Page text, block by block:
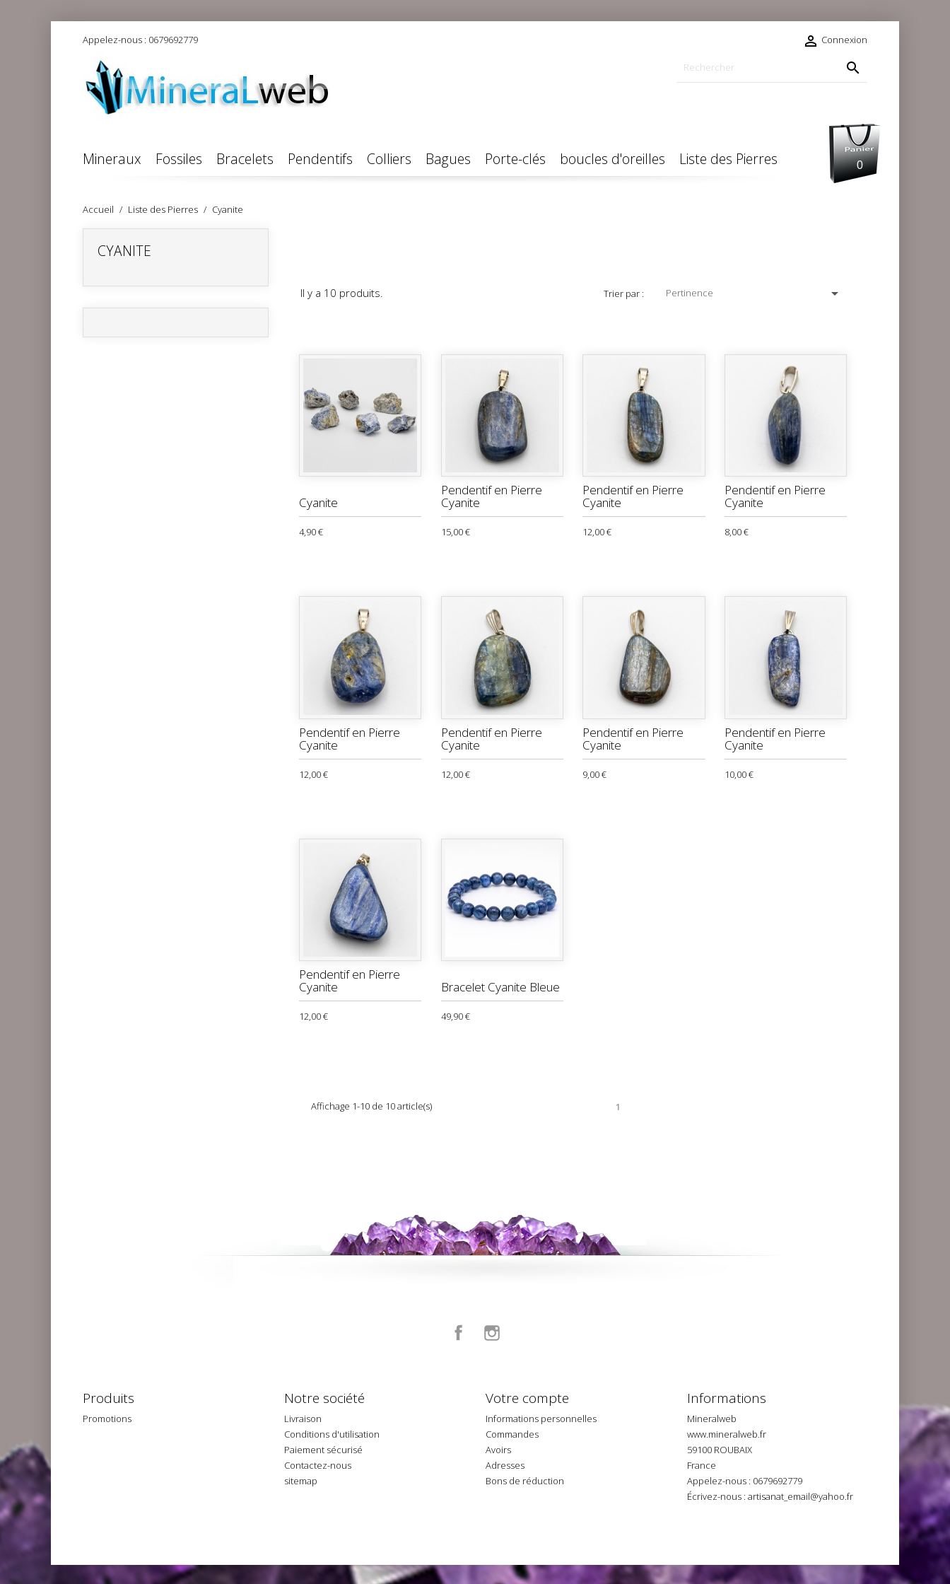
Appelez-nous : 0679692779  Connexion

Mineraux Fossiles Bracelets Pendentifs Colliers Bagues Porte-clés boucles d'oreilles Liste des Pierres 0
Accueil Liste des Pierres Cyanite
CYANITE
Il y a 10 produits. Trier par : Pertinence 
Cyanite
4,90 €
Pendentif en Pierre
Cyanite
15,00 €
Pendentif en Pierre
Cyanite
12,00 €
Pendentif en Pierre
Cyanite
8,00 €
Pendentif en Pierre
Cyanite
12,00 €
Pendentif en Pierre
Cyanite
12,00 €
Pendentif en Pierre
Cyanite
9,00 €
Pendentif en Pierre
Cyanite
10,00 €
Pendentif en Pierre
Cyanite
12,00 €
Bracelet Cyanite Bleue
49,90 €
Affichage 1-10 de 10 article(s) 1
Facebook
Produits
Promotions
Notre société
Livraison
Conditions d'utilisation
Paiement sécurisé
Contactez-nous
sitemap
Votre compte
Informations personnelles
Commandes
Avoirs
Adresses
Bons de réduction
Informations
Mineralweb
www.mineralweb.fr
59100 ROUBAIX
France
Appelez-nous : 0679692779
Écrivez-nous : artisanat_email@yahoo.fr